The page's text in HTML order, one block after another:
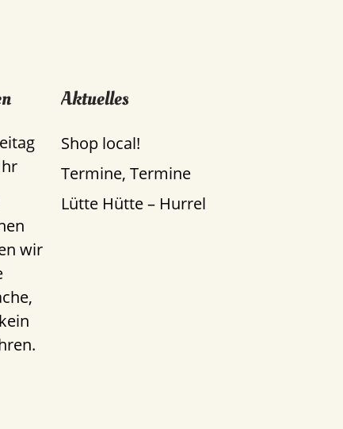
wir
Aktuelles
Shop local!
Termine, Termine
Lütte Hütte – Hurrel